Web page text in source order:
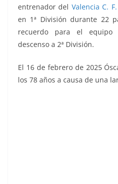
entrenador del Valencia C. F.
en 1ª División durante 22
recuerdo para el
descenso a 2ª División.
El 16 de febrero de 2025
los 78 años a causa de una